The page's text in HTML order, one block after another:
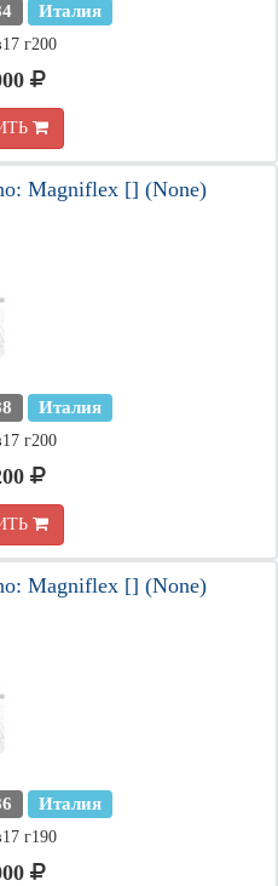
Италия
г200
Magniflex [] (None)
Италия
г200
Magniflex [] (None)
Италия
г190